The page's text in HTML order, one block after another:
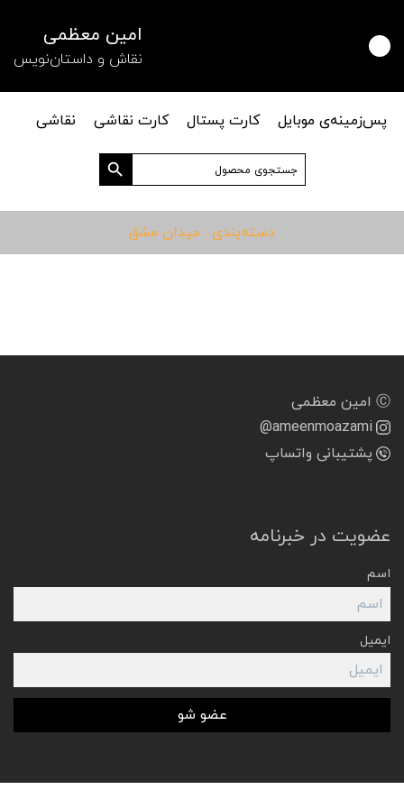
امین معظمی
نقاش و داستان‌نویس
پس‌زمینه‌ی موبایل کارت پستال کارت نقاشی
نقاشی
جستجو
برای:
دکمه جستجو
دسته‌بندی : میدان مشق
Ⓒ امین معظمی
@ameenmoazami
پشتیبانی واتساپ
عضویت در خبرنامه
اسم
ایمیل